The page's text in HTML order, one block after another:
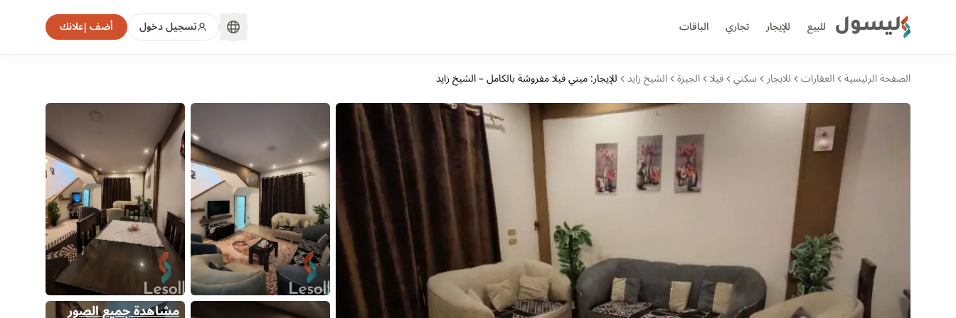
ليسول للبيع للإيجار تجاري الباقات تسجيل دخول أضف إعلانك
الصفحة الرئيسية العقارات للايجار سكني فيلا الجيزة الشيخ زايد للإيجار: ميني فيلا مفروشة بالكامل – الشيخ زايد
مشاهدة جميع الصور